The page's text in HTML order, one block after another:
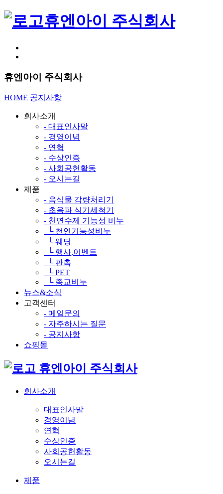
휴엔아이 주식회사
휴엔아이 주식회사
HOME 공지사항
회사소개
- 대표인사말
- 경영이념
- 연혁
- 수상인증
- 사회공헌활동
- 오시는길
제품
- 음식물 감량처리기
- 초음파 식기세척기
- 천연수제 기능성 비누
└ 천연기능성비누
└ 웨딩
└ 행사,이벤트
└ 판촉
└ PET
└ 종교비누
뉴스&소식
고객센터
- 메일문의
- 자주하시는 질문
- 공지사항
쇼핑몰
휴엔아이 주식회사
회사소개
대표인사말
경영이념
연혁
수상인증
사회공헌활동
오시는길
제품